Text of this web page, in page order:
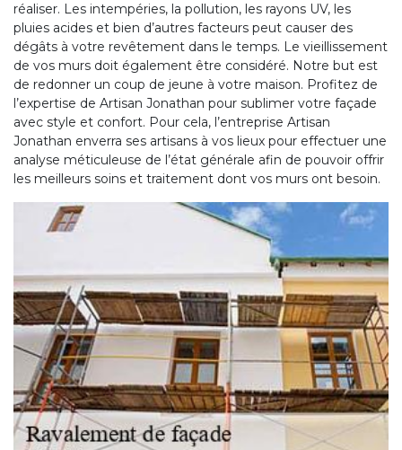
réaliser. Les intempéries, la pollution, les rayons UV, les
pluies acides et bien d’autres facteurs peut causer des
dégâts à votre revêtement dans le temps. Le vieillissement
de vos murs doit également être considéré. Notre but est
de redonner un coup de jeune à votre maison. Profitez de
l’expertise de Artisan Jonathan pour sublimer votre façade
avec style et confort. Pour cela, l’entreprise Artisan
Jonathan enverra ses artisans à vos lieux pour effectuer une
analyse méticuleuse de l’état générale afin de pouvoir offrir
les meilleurs soins et traitement dont vos murs ont besoin.